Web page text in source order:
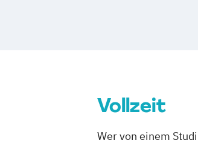
Vollzeit
Wer von einem